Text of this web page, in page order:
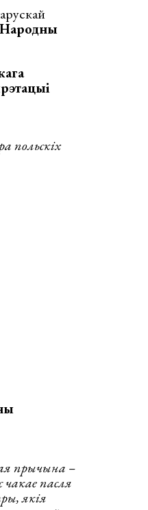
польскіх
прычына –
чакае пасля
якія